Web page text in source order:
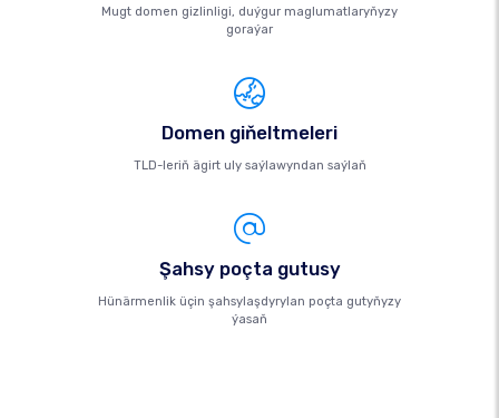
Mugt domen gizlinligi, duýgur maglumatlaryňyzy
goraýar
Domen giňeltmeleri
TLD-leriň ägirt uly saýlawyndan saýlaň
Şahsy poçta gutusy
Hünärmenlik üçin şahsylaşdyrylan poçta gutyňyzy
ýasaň